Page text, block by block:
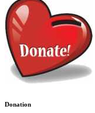
Donation